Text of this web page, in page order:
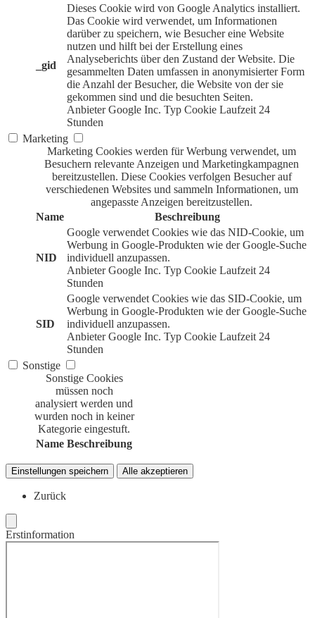
_gid
Dieses Cookie wird von Google Analytics installiert.
Das Cookie wird verwendet, um Informationen
darüber zu speichern, wie Besucher eine Website
nutzen und hilft bei der Erstellung eines
Analyseberichts über den Zustand der Website. Die
gesammelten Daten umfassen in anonymisierter Form
die Anzahl der Besucher, die Website von der sie
gekommen sind und die besuchten Seiten.
Anbieter Google Inc. Typ Cookie Laufzeit 24
Stunden
Marketing
Marketing Cookies werden für Werbung verwendet, um
Besuchern relevante Anzeigen und Marketingkampagnen
bereitzustellen. Diese Cookies verfolgen Besucher auf
verschiedenen Websites und sammeln Informationen, um
angepasste Anzeigen bereitzustellen.
Name
Beschreibung
NID
Google verwendet Cookies wie das NID-Cookie, um
Werbung in Google-Produkten wie der Google-Suche
individuell anzupassen.
Anbieter Google Inc. Typ Cookie Laufzeit 24
Stunden
SID
Google verwendet Cookies wie das SID-Cookie, um
Werbung in Google-Produkten wie der Google-Suche
individuell anzupassen.
Anbieter Google Inc. Typ Cookie Laufzeit 24
Stunden
Sonstige
Sonstige Cookies
müssen noch
analysiert werden und
wurden noch in keiner
Kategorie eingestuft.
Name Beschreibung
Einstellungen speichern Alle akzeptieren
Zurück
Erstinformation